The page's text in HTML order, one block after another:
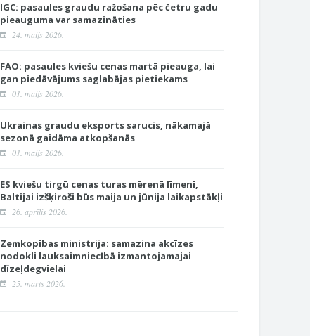
IGC: pasaules graudu ražošana pēc četru gadu
pieauguma var samazināties
24. maijs 2026.
FAO: pasaules kviešu cenas martā pieauga, lai
gan piedāvājums saglabājas pietiekams
01. maijs 2026.
Ukrainas graudu eksports sarucis, nākamajā
sezonā gaidāma atkopšanās
01. maijs 2026.
ES kviešu tirgū cenas turas mērenā līmenī,
Baltijai izšķiroši būs maija un jūnija laikapstākļi
26. aprīlis 2026.
Zemkopības ministrija: samazina akcīzes
nodokli lauksaimniecībā izmantojamajai
dīzeļdegvielai
25. marts 2026.